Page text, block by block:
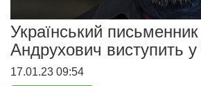
Український
Андрухович виступить
17.01.23 09:54